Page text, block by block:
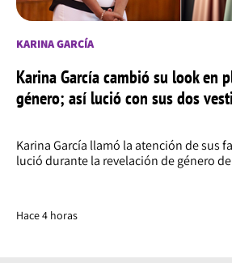
KARINA GARCÍA
Karina García cambió su look en
género; así lució con sus dos
Karina García llamó la atención de sus
lució durante la revelación de género
Hace 4 horas